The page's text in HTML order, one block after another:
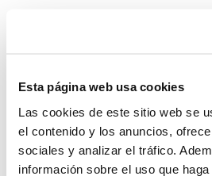
Esta página web usa cookies
Las cookies de este sitio web se
el contenido y los anuncios,
sociales y analizar el tráfico.
información sobre el uso que
Cto. de
Calendari del